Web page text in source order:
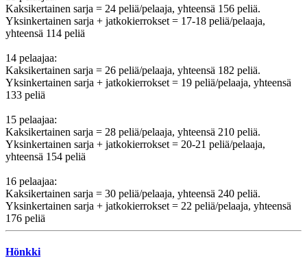
Kaksikertainen sarja = 24 peliä/pelaaja, yhteensä 156 peliä.
Yksinkertainen sarja + jatkokierrokset = 17-18 peliä/pelaaja,
yhteensä 114 peliä
14 pelaajaa:
Kaksikertainen sarja = 26 peliä/pelaaja, yhteensä 182 peliä.
Yksinkertainen sarja + jatkokierrokset = 19 peliä/pelaaja, yhteensä
133 peliä
15 pelaajaa:
Kaksikertainen sarja = 28 peliä/pelaaja, yhteensä 210 peliä.
Yksinkertainen sarja + jatkokierrokset = 20-21 peliä/pelaaja,
yhteensä 154 peliä
16 pelaajaa:
Kaksikertainen sarja = 30 peliä/pelaaja, yhteensä 240 peliä.
Yksinkertainen sarja + jatkokierrokset = 22 peliä/pelaaja, yhteensä
176 peliä
Hönkki